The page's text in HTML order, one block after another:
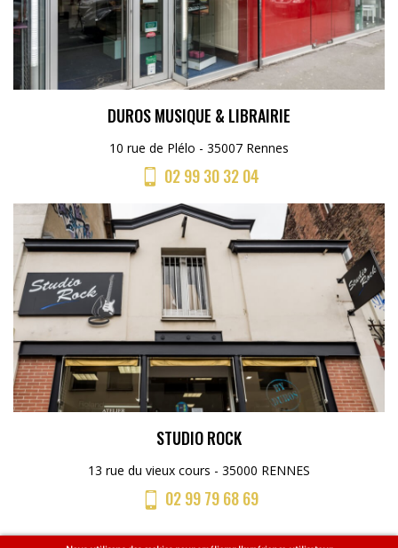
DUROS MUSIQUE & LIBRAIRIE
10 rue de Plélo - 35007 Rennes
02 99 30 32 04
STUDIO ROCK
13 rue du vieux cours - 35000 RENNES
02 99 79 68 69